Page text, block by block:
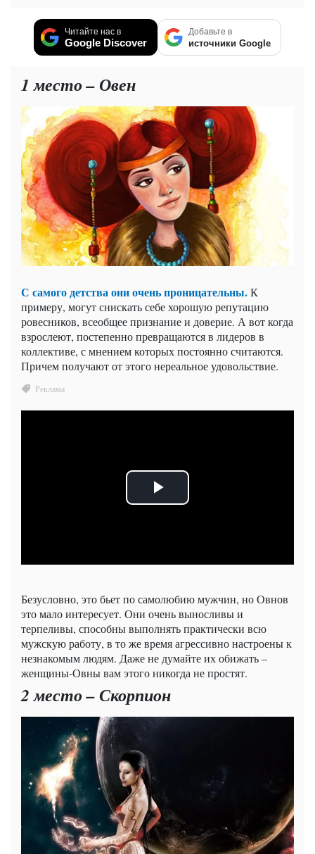
Читайте нас в
Google Discover
Добавьте в
источники Google
1 место – Овен
С самого детства они очень проницательны.К
примеру, могут снискать себе хорошую репутацию
ровесников, всеобщее признание и доверие. А вот когда
взрослеют, постепенно превращаются в лидеров в
коллективе, с мнением которых постоянно считаются.
Причем получают от этого нереальное удовольствие.
Безусловно, это бьет по самолюбию мужчин, но Овнов
это мало интересует. Они очень выносливы и
терпеливы, способны выполнять практически всю
мужскую работу, в то же время агрессивно настроены к
незнакомым людям. Даже не думайте их обижать –
женщины-Овны вам этого никогда не простят.
2 место – Скорпион